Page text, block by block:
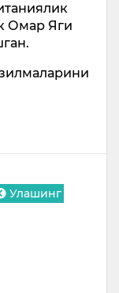
Омар Яги
Улашинг